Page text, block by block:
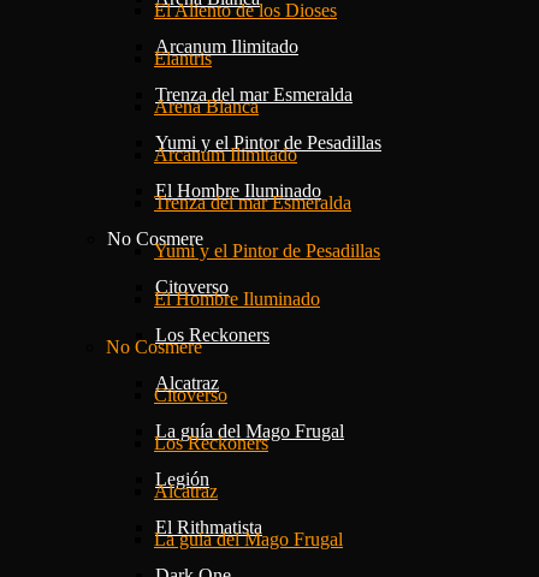
Arcanum Ilimitado
Trenza del mar Esmeralda
Yumi y el Pintor de Pesadillas
El Hombre Iluminado
No Cosmere
Citoverso
Los Reckoners
Alcatraz
La guía del Mago Frugal
Legión
El Rithmatista
El Aliento de los Dioses
Elantris
Arena Blanca
Arcanum Ilimitado
Trenza del mar Esmeralda
Yumi y el Pintor de Pesadillas
El Hombre Iluminado
No Cosmere
Citoverso
Los Reckoners
Alcatraz
La guía del Mago Frugal